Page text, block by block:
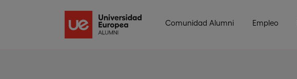
Comunidad Alumni Empleo